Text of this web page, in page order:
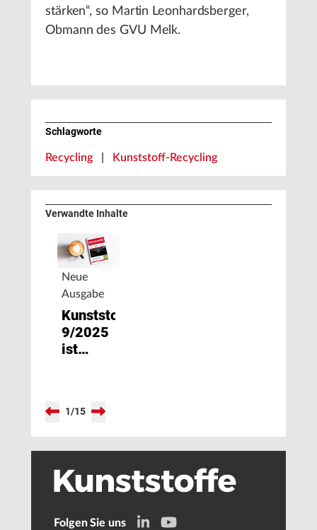
stärken“, so Martin Leonhardsberger,
Obmann des GVU Melk.
Schlagworte
Recycling Kunststoff-Recycling
Verwandte Inhalte
Neue
Ausgabe
Kunststoffe
9/2025
ist
1/15
Folgen Sie uns